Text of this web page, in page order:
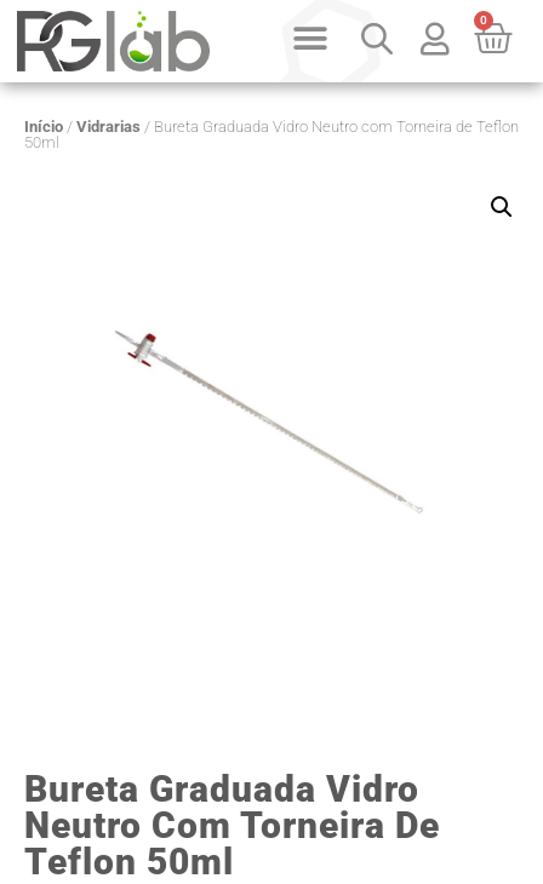
0
Início / Vidrarias / Bureta Graduada Vidro Neutro com Torneira de Teflon
50ml
Bureta Graduada Vidro
Neutro Com Torneira De
Teflon 50ml